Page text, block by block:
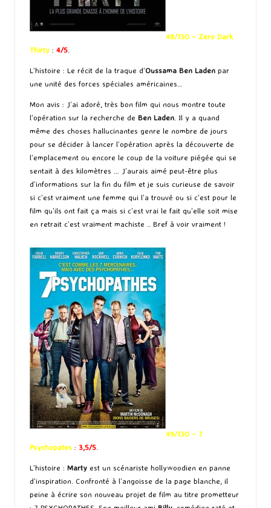
48/130 – Zero Dark
Thirty : 4/5.
L’histoire : Le récit de la traque d’Oussama Ben Laden par
une unité des forces spéciales américaines…
Mon avis : J’ai adoré, très bon film qui nous montre toute
l’opération sur la recherche de Ben Laden. Il y a quand
même des choses hallucinantes genre le nombre de jours
pour se décider à lancer l’opération après la découverte de
l’emplacement ou encore le coup de la voiture piégée qui se
sentait à des kilomètres … J’aurais aimé peut-être plus
d’informations sur la fin du film et je suis curieuse de savoir
si c’est vraiment une femme qui l’a trouvé ou si c’est pour le
film qu’ils ont fait ça mais si c’est vrai le fait qu’elle soit mise
en retrait c’est vraiment machiste .. Bref à voir vraiment !
49/130 – 7
Psychopates : 3,5/5.
L’histoire : Marty est un scénariste hollywoodien en panne
d’inspiration. Confronté à l’angoisse de la page blanche, il
peine à écrire son nouveau projet de film au titre prometteur